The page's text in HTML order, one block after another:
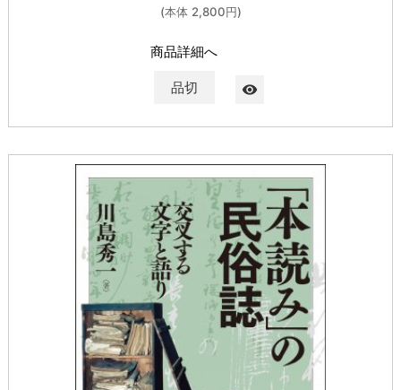
(本体 2,800円)
商品詳細へ
品切 visibility